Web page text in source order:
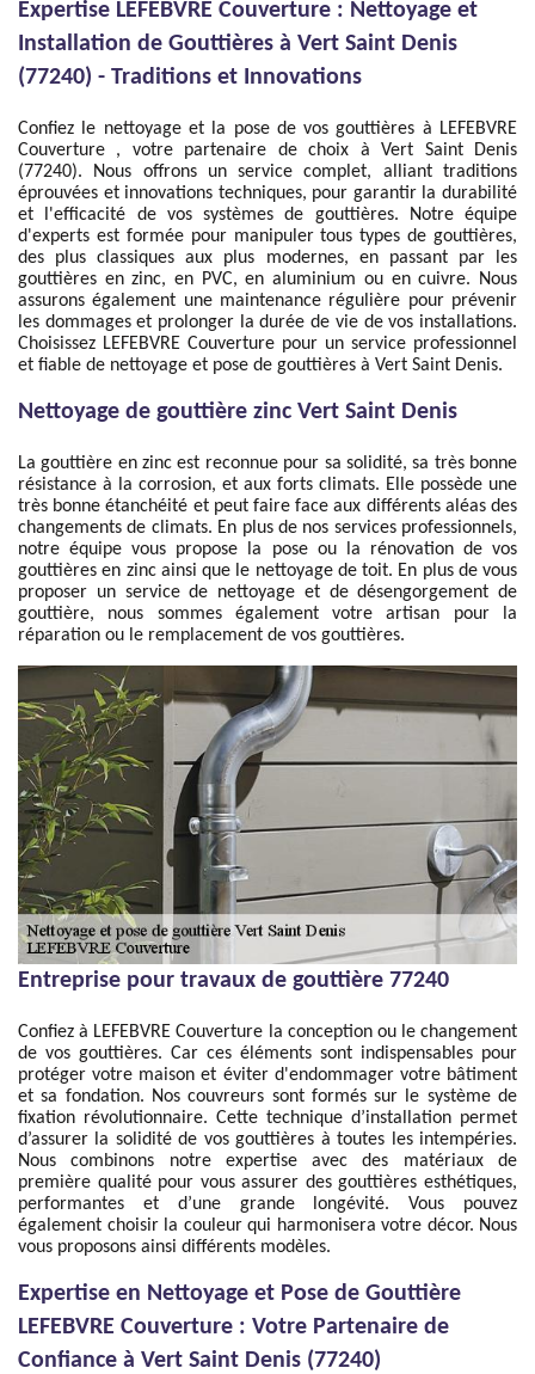
Expertise LEFEBVRE Couverture : Nettoyage et
Installation de Gouttières à Vert Saint Denis
(77240) - Traditions et Innovations
Confiez le nettoyage et la pose de vos gouttières à LEFEBVRE
Couverture , votre partenaire de choix à Vert Saint Denis
(77240). Nous offrons un service complet, alliant traditions
éprouvées et innovations techniques, pour garantir la durabilité
et l'efficacité de vos systèmes de gouttières. Notre équipe
d'experts est formée pour manipuler tous types de gouttières,
des plus classiques aux plus modernes, en passant par les
gouttières en zinc, en PVC, en aluminium ou en cuivre. Nous
assurons également une maintenance régulière pour prévenir
les dommages et prolonger la durée de vie de vos installations.
Choisissez LEFEBVRE Couverture pour un service professionnel
et fiable de nettoyage et pose de gouttières à Vert Saint Denis.
Nettoyage de gouttière zinc Vert Saint Denis
La gouttière en zinc est reconnue pour sa solidité, sa très bonne
résistance à la corrosion, et aux forts climats. Elle possède une
très bonne étanchéité et peut faire face aux différents aléas des
changements de climats. En plus de nos services professionnels,
notre équipe vous propose la pose ou la rénovation de vos
gouttières en zinc ainsi que le nettoyage de toit. En plus de vous
proposer un service de nettoyage et de désengorgement de
gouttière, nous sommes également votre artisan pour la
réparation ou le remplacement de vos gouttières.
Entreprise pour travaux de gouttière 77240
Confiez à LEFEBVRE Couverture la conception ou le changement
de vos gouttières. Car ces éléments sont indispensables pour
protéger votre maison et éviter d'endommager votre bâtiment
et sa fondation. Nos couvreurs sont formés sur le système de
fixation révolutionnaire. Cette technique d’installation permet
d’assurer la solidité de vos gouttières à toutes les intempéries.
Nous combinons notre expertise avec des matériaux de
première qualité pour vous assurer des gouttières esthétiques,
performantes et d’une grande longévité. Vous pouvez
également choisir la couleur qui harmonisera votre décor. Nous
vous proposons ainsi différents modèles.
Expertise en Nettoyage et Pose de Gouttière
LEFEBVRE Couverture : Votre Partenaire de
Confiance à Vert Saint Denis (77240)